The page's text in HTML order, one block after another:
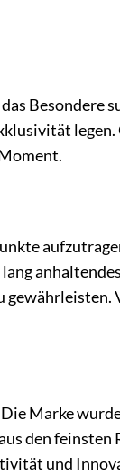
Besondere
legen.
Marke
den feinsten
und